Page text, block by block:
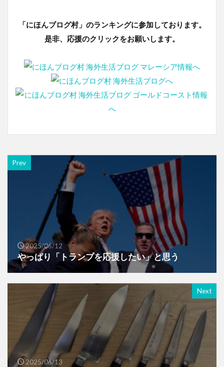
「にほんブログ村」のランキングに参加しております。
是非、応援のクリックをお願いします。
Prev
2025/06/12
やっぱり「トランプを応援したい」と思う
Next
2025/06/13